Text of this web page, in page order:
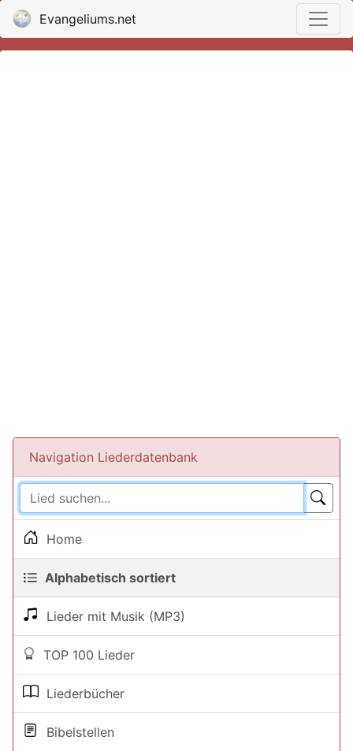
Evangeliums.net
Navigation Liederdatenbank
Home
Alphabetisch sortiert
Lieder mit Musik (MP3)
TOP 100 Lieder
Liederbücher
Bibelstellen